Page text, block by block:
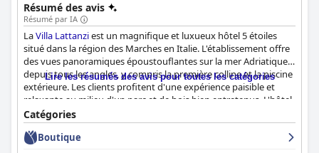
Résumé des avis
Résumé par IA
LaVilla Lattanziest un magnifique et luxueux hôtel 5 étoiles
situé dans la région des Marches en Italie. L'établissement offre
des vues panoramiques époustouflantes sur la mer Adriatique
depuis tous les angles, y compris la première colline et la piscine
extérieure. Les clients profitent d'une expérience paisible et
relaxante au milieu d'un parc et de bois bien entretenus. L'hôtel
propose des chambres élégantes, dotées de tous les
équipements nécessaires, dont un fer à repasser. Le personnel
est amical, courtois et serviable, et veille à ce que les clients
Lire les résumés des avis pour toutes les catégories
Catégories
Boutique